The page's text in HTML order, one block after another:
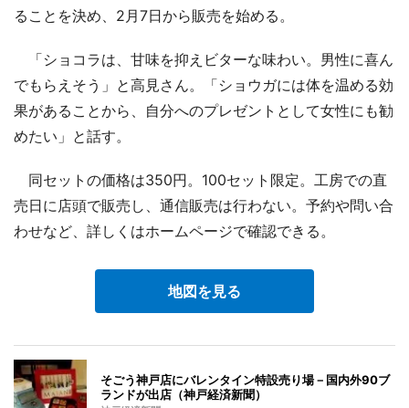
ることを決め、2月7日から販売を始める。
「ショコラは、甘味を抑えビターな味わい。男性に喜ん
でもらえそう」と高見さん。「ショウガには体を温める効
果があることから、自分へのプレゼントとして女性にも勧
めたい」と話す。
同セットの価格は350円。100セット限定。工房での直
売日に店頭で販売し、通信販売は行わない。予約や問い合
わせなど、詳しくはホームページで確認できる。
地図を見る
そごう神戸店にバレンタイン特設売り場－国内外90ブ
ランドが出店（神戸経済新聞）